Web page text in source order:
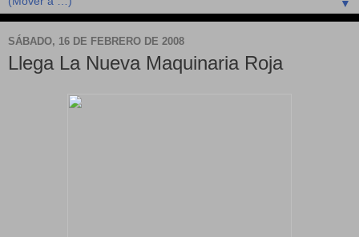
▼
SÁBADO, 16 DE FEBRERO DE 2008
Llega La Nueva Maquinaria Roja